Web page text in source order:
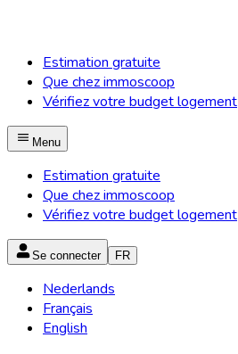
Estimation gratuite
Que chez immoscoop
Vérifiez votre budget logement
Menu
Estimation gratuite
Que chez immoscoop
Vérifiez votre budget logement
Se connecter FR
Nederlands
Français
English